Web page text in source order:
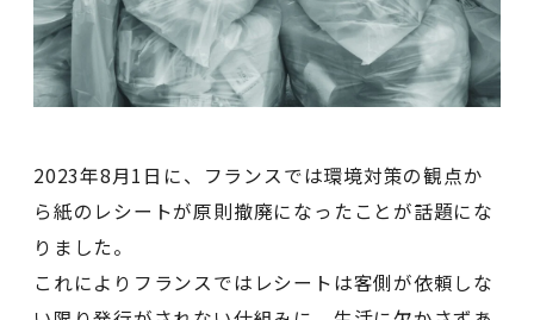
2023年8月1日に、フランスでは環境対策の観点か
ら紙のレシートが原則撤廃になったことが話題にな
りました。
これによりフランスではレシートは客側が依頼しな